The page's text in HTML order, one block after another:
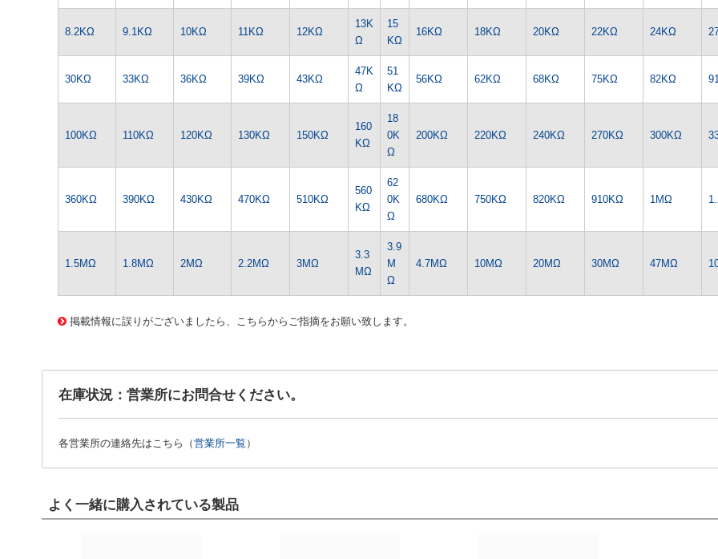
8.2KΩ 9.1KΩ 10KΩ 11KΩ 12KΩ
13K
Ω
15
KΩ
16KΩ 18KΩ 20KΩ 22KΩ 24KΩ
30KΩ 33KΩ 36KΩ 39KΩ 43KΩ
47K
Ω
51
KΩ
56KΩ 62KΩ 68KΩ 75KΩ 82KΩ
100KΩ 110KΩ 120KΩ 130KΩ 150KΩ
160
KΩ
18
0K
Ω
200KΩ 220KΩ 240KΩ 270KΩ 300KΩ
360KΩ 390KΩ 430KΩ 470KΩ 510KΩ
560
KΩ
62
0K
Ω
680KΩ 750KΩ 820KΩ 910KΩ 1MΩ
1.5MΩ 1.8MΩ 2MΩ 2.2MΩ 3MΩ
3.3
MΩ
3.9
M
Ω
4.7MΩ 10MΩ 20MΩ 30MΩ 47MΩ
掲載情報に誤りがございましたら、こちらからご指摘をお願い致します。
在庫状況：営業所にお問合せください。
各営業所の連絡先はこちら（営業所一覧 ）
よく一緒に購入されている製品